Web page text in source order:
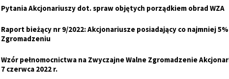
Pytania Akcjonariuszy dot. spraw objętych porządkiem obrad WZA
Raport bieżący nr 9/2022: Akcjonariusze posiadający co najmniej
Zgromadzeniu
Wzór pełnomocnictwa na Zwyczajne Walne Zgromadzenie
7 czerwca 2022 r.